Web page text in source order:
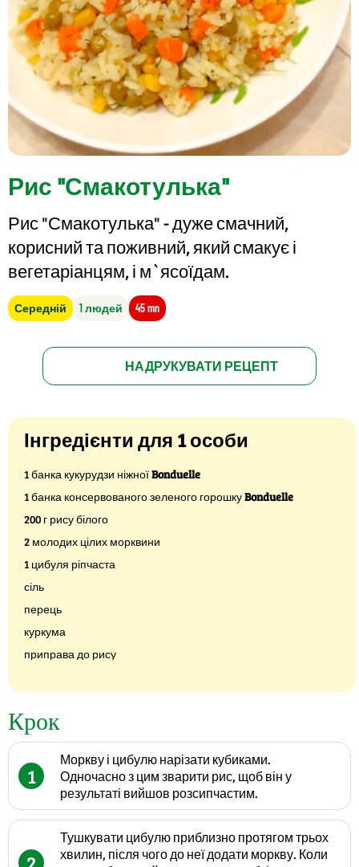
Рис "Смакотулька"
Рис "Смакотулька" - дуже смачний,
корисний та поживний, який смакує і
вегетаріанцям, і м`ясоїдам.
Середній 1 людей 45 mn
НАДРУКУВАТИ РЕЦЕПТ
Інгредієнти для 1 особи
1 банка кукурудзи ніжноїBonduelle
1 банка консервованого зеленого горошкуBonduelle
200 г рису білого
2 молодих цілих морквини
1 цибуля ріпчаста
сіль
перець
куркума
приправа до рису
Крок
1
Моркву і цибулю нарізати кубиками.
Одночасно з цим зварити рис, щоб він у
результаті вийшов розсипчастим.
Тушкувати цибулю приблизно протягом трьох
хвилин, після чого до неї додати моркву. Коли